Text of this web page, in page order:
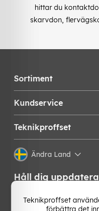
hittar du
skarvdon,
Sortiment
Kundservice
Teknikproffset
Ändra Land
Håll dig
Få de senaste
bästa tipsen från oss
Teknikproffset
förbättra det